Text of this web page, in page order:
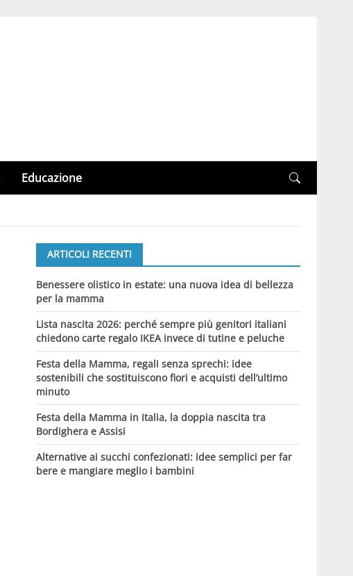
Educazione
ARTICOLI RECENTI
Benessere olistico in estate: una nuova idea di bellezza
per la mamma
Lista nascita 2026: perché sempre più genitori italiani
chiedono carte regalo IKEA invece di tutine e peluche
Festa della Mamma, regali senza sprechi: idee
sostenibili che sostituiscono fiori e acquisti dell’ultimo
minuto
Festa della Mamma in Italia, la doppia nascita tra
Bordighera e Assisi
Alternative ai succhi confezionati: idee semplici per far
bere e mangiare meglio i bambini